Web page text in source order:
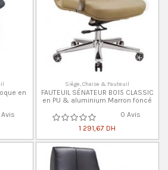
en
Siège, Chaise & Fauteuil
FAUTEUIL SÉNATEUR B015 CLASSIC
en PU & aluminium Marron foncé
0 Avis
1 291,67 DH